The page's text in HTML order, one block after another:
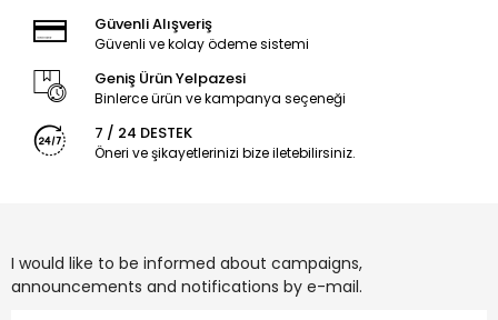
Güvenli Alışveriş
Güvenli ve kolay ödeme sistemi
Geniş Ürün Yelpazesi
Binlerce ürün ve kampanya seçeneği
7 / 24 DESTEK
Öneri ve şikayetlerinizi bize iletebilirsiniz.
I would like to be informed about campaigns,
announcements and notifications by e-mail.